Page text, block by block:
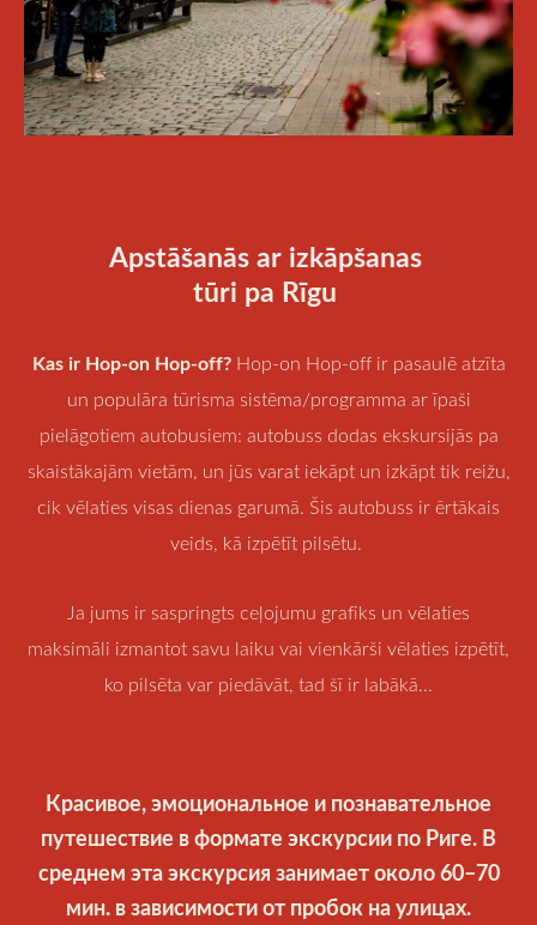
Apstāšanās ar izkāpšanas
tūri pa Rīgu
Kas ir Hop-on Hop-off?Hop-on Hop-off ir pasaulē atzīta
un populāra tūrisma sistēma/programma ar īpaši
pielāgotiem autobusiem: autobuss dodas ekskursijās pa
skaistākajām vietām, un jūs varat iekāpt un izkāpt tik reižu,
cik vēlaties visas dienas garumā. Šis autobuss ir ērtākais
veids, kā izpētīt pilsētu.
Ja jums ir saspringts ceļojumu grafiks un vēlaties
maksimāli izmantot savu laiku vai vienkārši vēlaties izpētīt,
ko pilsēta var piedāvāt, tad šī ir labākā...
Красивое, эмоциональное и познавательное
путешествие в формате экскурсии по Риге. В
среднем эта экскурсия занимает около 60–70
мин. в зависимости от пробок на улицах.